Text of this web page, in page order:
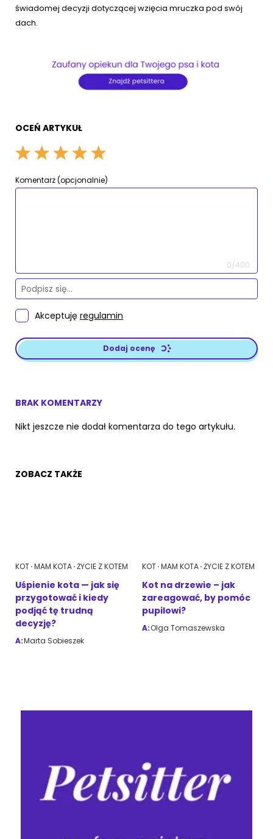
świadomej decyzji dotyczącej wzięcia mruczka pod swój
dach.
OCEŃ ARTYKUŁ
Komentarz (opcjonalnie)
0/400
Akceptuję regulamin
Dodaj ocenę
BRAK KOMENTARZY
Nikt jeszcze nie dodał komentarza do tego artykułu.
ZOBACZ TAKŻE
KOT MAM KOTA ŻYCIE Z KOTEM
Uśpienie kota — jak się
przygotować i kiedy
podjąć tę trudną
decyzję?
A:Marta Sobieszek
KOT MAM KOTA ŻYCIE Z KOTEM
Kot na drzewie – jak
zareagować, by pomóc
pupilowi?
A:Olga Tomaszewska